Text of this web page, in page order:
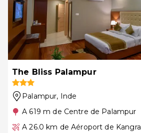
The Bliss Palampur
Palampur, Inde
A 619 m de Centre de Palampur
A 26.0 km de Aéroport de Kangra